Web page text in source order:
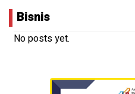
Bisnis
No posts yet.